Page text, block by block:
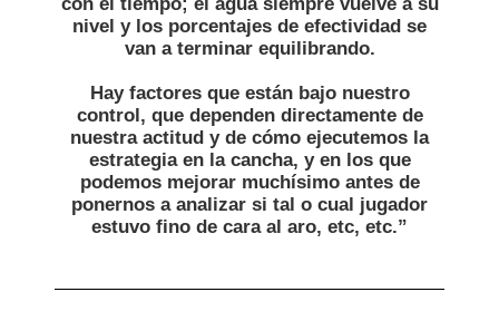
nivel y los porcentajes de efectividad se
van a terminar equilibrando.
Hay factores que están bajo nuestro
control, que dependen directamente de
nuestra actitud y de cómo ejecutemos la
estrategia en la cancha, y en los que
podemos mejorar muchísimo antes de
ponernos a analizar si tal o cual jugador
estuvo fino de cara al aro, etc, etc.”